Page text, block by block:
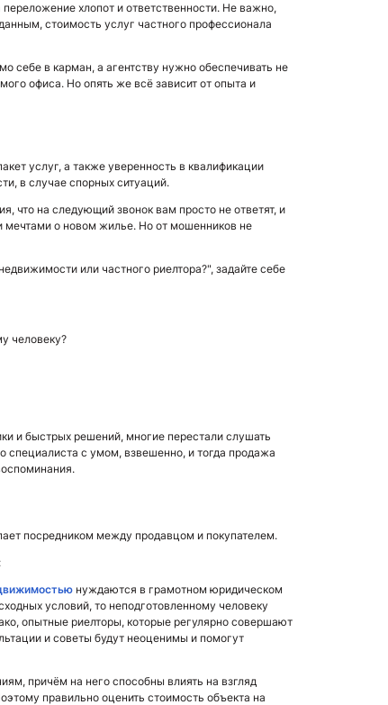
хлопот и ответственности. Не важно,
стоимость услуг частного профессионала
себе в карман, а агентству нужно обеспечивать не
офиса. Но опять же всё зависит от опыта и
услуг, а также уверенность в квалификации
в случае спорных ситуаций.
что на следующий звонок вам просто не ответят, и
мечтами о новом жилье. Но от мошенников не
или частного риелтора?", задайте себе
человеку?
и быстрых решений, многие перестали слушать
специалиста с умом, взвешенно, и тогда продажа
посредником между продавцом и покупателем.
нуждаются в грамотном юридическом
условий, то неподготовленному человеку
опытные риелторы, которые регулярно совершают
и советы будут неоценимы и помогут
причём на него способны влиять на взгляд
правильно оценить стоимость объекта на